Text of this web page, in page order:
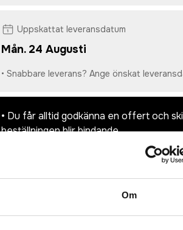
Om
Uppskattat leveransdatum
Mån. 24 Augusti
• Snabbare leverans? Ange önskat
• Du får alltid godkänna en offert och
beställningen blir bindande.
• Tryckfil/er logo laddas upp i kassan.